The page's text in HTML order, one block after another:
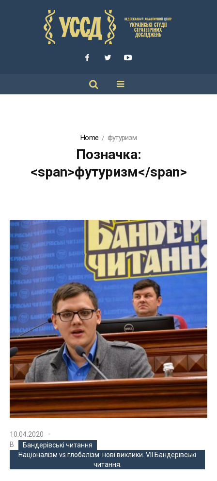
Home футуризм
Позначка:
<span>футуризм</span>
10.04.2020
В
Бандерівські читання
Націоналізм vs глобалізм: нові виклики. VIІ Бандерівські
читання.